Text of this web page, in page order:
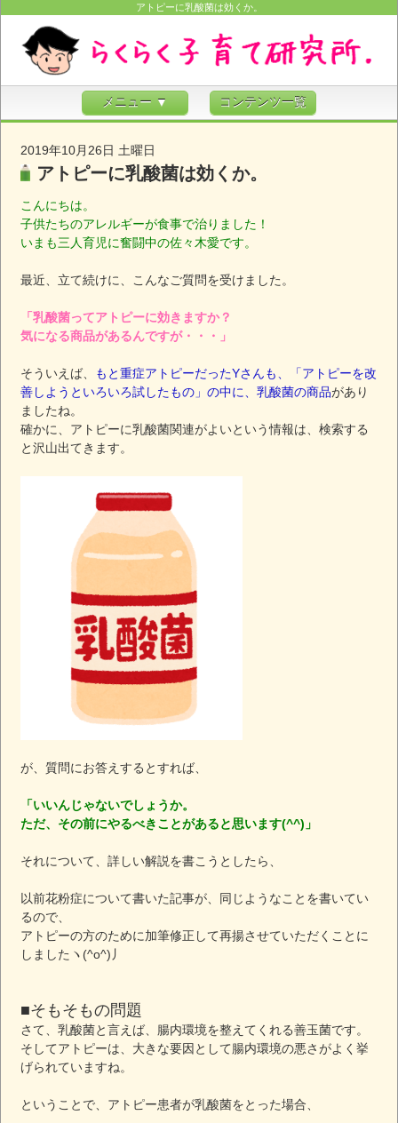
アトピーに乳酸菌は効くか。
メニュー ▼ コンテンツ一覧
2019年10月26日 土曜日
アトピーに乳酸菌は効くか。
こんにちは。
子供たちのアレルギーが食事で治りました！
いまも三人育児に奮闘中の佐々木愛です。
最近、立て続けに、こんなご質問を受けました。
「乳酸菌ってアトピーに効きますか？
気になる商品があるんですが・・・」
そういえば、
もと重症アトピーだったYさんも、「アトピーを改
善しようといろいろ試したもの」の中に、乳酸菌の商品があり
ましたね。
確かに、アトピーに乳酸菌関連がよいという情報は、検索する
と沢山出てきます。
が、質問にお答えするとすれば、
「いいんじゃないでしょうか。
ただ、その前にやるべきことがあると思います(^^)」
それについて、詳しい解説を書こうとしたら、
以前花粉症について書いた記事が、同じようなことを書いてい
るので、
アトピーの方のために加筆修正して再揚させていただくことに
しましたヽ(^o^)丿
■そもそもの問題
さて、乳酸菌と言えば、腸内環境を整えてくれる善玉菌です。
そしてアトピーは、大きな要因として腸内環境の悪さがよく挙
げられていますね。
ということで、アトピー患者が乳酸菌をとった場合、